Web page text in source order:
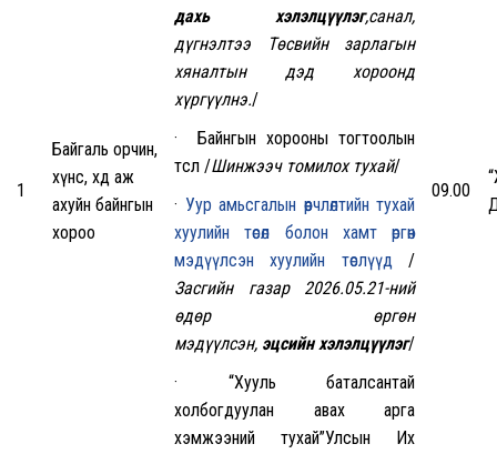
1
Байгаль орчин,
хүнс, хөдөө аж
ахуйн байнгын
хороо
дахь хэлэлцүүлэг,санал,
дүгнэлтээ Төсвийн зарлагын
хяналтын дэд хороонд
хүргүүлнэ./
· Байнгын хорооны тогтоолын
төсөл /Шинжээчтомилох тухай/
· Уур амьсгалын өөрчлөлтийн тухай
хуулийн төсөл болон хамт өргөн
мэдүүлсэн хуулийн төслүүд /
Засгийн газар 2026.05.21-ний
өдөр өргөн
мэдүүлсэн, эцсийнхэлэлцүүлэг/
· “Хууль баталсантай
холбогдуулан авах арга
хэмжээний тухай”Улсын Их
09.00